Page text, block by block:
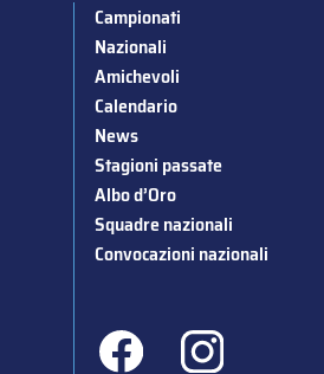
Campionati
Nazionali
Amichevoli
Calendario
News
Stagioni passate
Albo d’Oro
Squadre nazionali
Convocazioni nazionali